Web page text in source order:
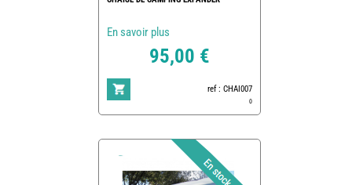
En savoir plus
95,00 €
ref : CHAI007
0